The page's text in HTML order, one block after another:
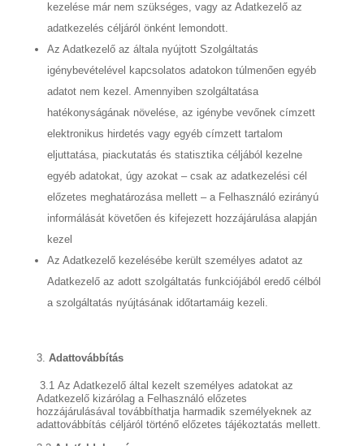
kezelése már nem szükséges, vagy az Adatkezelő az
adatkezelés céljáról önként lemondott.
Az Adatkezelő az általa nyújtott Szolgáltatás
igénybevételével kapcsolatos adatokon túlmenően egyéb
adatot nem kezel. Amennyiben szolgáltatása
hatékonyságának növelése, az igénybe vevőnek címzett
elektronikus hirdetés vagy egyéb címzett tartalom
eljuttatása, piackutatás és statisztika céljából kezelne
egyéb adatokat, úgy azokat – csak az adatkezelési cél
előzetes meghatározása mellett – a Felhasználó ezirányú
informálását követően és kifejezett hozzájárulása alapján
kezel
Az Adatkezelő kezelésébe került személyes adatot az
Adatkezelő az adott szolgáltatás funkciójából eredő célból
a szolgáltatás nyújtásának időtartamáig kezeli.
Adattovábbítás
3.1 Az Adatkezelő által kezelt személyes adatokat az
Adatkezelő kizárólag a Felhasználó előzetes
hozzájárulásával továbbíthatja harmadik személyeknek az
adattovábbítás céljáról történő előzetes tájékoztatás mellett.